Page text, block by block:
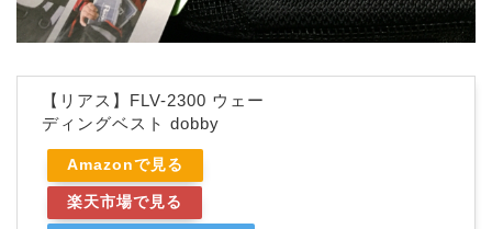
【リアス】FLV-2300 ウェー
ディングベスト dobby
Amazonで見る
楽天市場で見る